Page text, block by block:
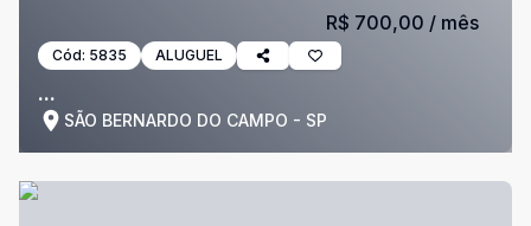
Cód: 5835 ALUGUEL
...
SÃO BERNARDO DO CAMPO - SP
R$ 700,00 / mês